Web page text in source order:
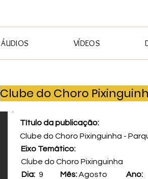
ÁUDIOS VÍDEOS
Clube do Choro
Título da publicação:
Clube do Choro Pixinguinha -
Eixo Temático:
Clube do Choro Pixinguinha
Dia: 9 Mês:Agosto Ano: